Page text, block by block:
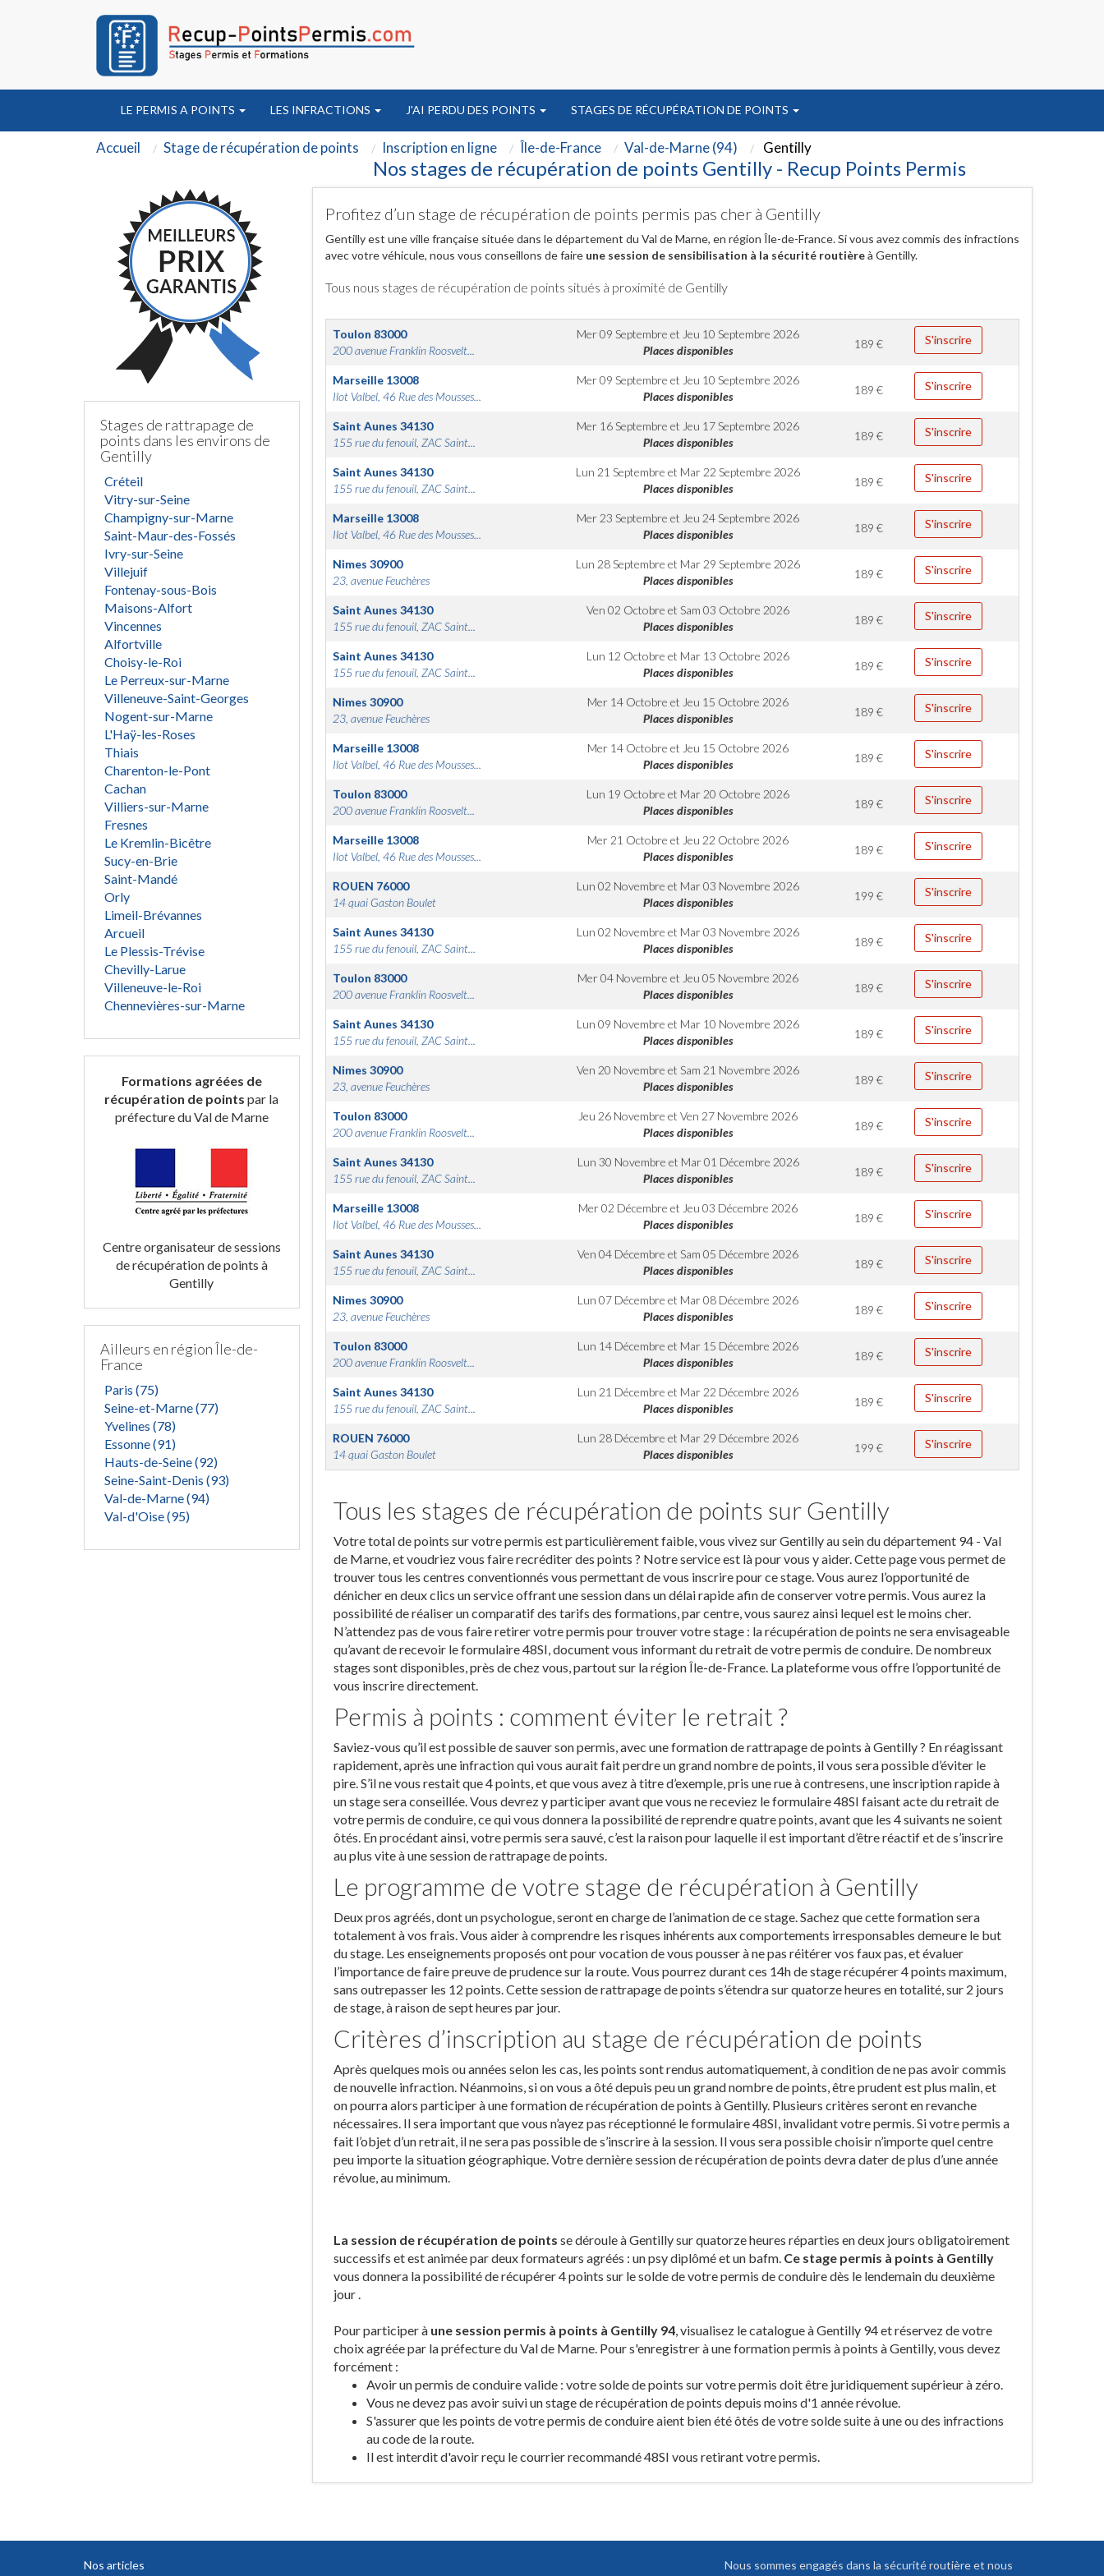
LE PERMIS A POINTS LES INFRACTIONS J'AI PERDU DES POINTS STAGES DE RÉCUPÉRATION DE POINTS
Accueil Stage de récupération de points Inscription en ligne Île-de-France Val-de-Marne (94) Gentilly
Nos stages de récupération de points Gentilly - Recup Points Permis
Stages de rattrapage de
points dans les environs de
Gentilly
Créteil
Vitry-sur-Seine
Champigny-sur-Marne
Saint-Maur-des-Fossés
Ivry-sur-Seine
Villejuif
Fontenay-sous-Bois
Maisons-Alfort
Vincennes
Alfortville
Choisy-le-Roi
Le Perreux-sur-Marne
Villeneuve-Saint-Georges
Nogent-sur-Marne
L'Haÿ-les-Roses
Thiais
Charenton-le-Pont
Cachan
Villiers-sur-Marne
Fresnes
Le Kremlin-Bicêtre
Sucy-en-Brie
Saint-Mandé
Orly
Limeil-Brévannes
Arcueil
Le Plessis-Trévise
Chevilly-Larue
Villeneuve-le-Roi
Chennevières-sur-Marne
Formations agréées de
récupération de points par la
préfecture du Val de Marne
Centre organisateur de sessions
de récupération de points à
Gentilly
Ailleurs en région Île-de-
France
Paris (75)
Seine-et-Marne (77)
Yvelines (78)
Essonne (91)
Hauts-de-Seine (92)
Seine-Saint-Denis (93)
Val-de-Marne (94)
Val-d'Oise (95)
Profitez d’un stage de récupération de points permis pas cher à Gentilly
Gentilly est une ville française située dans le département du Val de Marne, en région Île-de-France. Si vous avez commis des infractions
avec votre véhicule, nous vous conseillons de faire une session de sensibilisation à la sécurité routièreà Gentilly.
Tous nous stages de récupération de points situés à proximité de Gentilly
Toulon 83000
200 avenue Franklin Roosvelt...
Mer 09 Septembre et Jeu 10 Septembre 2026
Places disponibles
189€ S'inscrire
Marseille 13008
Ilot Valbel, 46 Rue des Mousses...
Mer 09 Septembre et Jeu 10 Septembre 2026
Places disponibles
189€ S'inscrire
Saint Aunes 34130
155 rue du fenouil, ZAC Saint...
Mer 16 Septembre et Jeu 17 Septembre 2026
Places disponibles
189€ S'inscrire
Saint Aunes 34130
155 rue du fenouil, ZAC Saint...
Lun 21 Septembre et Mar 22 Septembre 2026
Places disponibles
189€ S'inscrire
Marseille 13008
Ilot Valbel, 46 Rue des Mousses...
Mer 23 Septembre et Jeu 24 Septembre 2026
Places disponibles
189€ S'inscrire
Nimes 30900
23, avenue Feuchères
Lun 28 Septembre et Mar 29 Septembre 2026
Places disponibles
189€ S'inscrire
Saint Aunes 34130
155 rue du fenouil, ZAC Saint...
Ven 02 Octobre etSam 03 Octobre 2026
Places disponibles
189€ S'inscrire
Saint Aunes 34130
155 rue du fenouil, ZAC Saint...
Lun 12 Octobre et Mar 13 Octobre 2026
Places disponibles
189€ S'inscrire
Nimes 30900
23, avenue Feuchères
Mer 14 Octobre et Jeu 15 Octobre 2026
Places disponibles
189€ S'inscrire
Marseille 13008
Ilot Valbel, 46 Rue des Mousses...
Mer 14 Octobre et Jeu 15 Octobre 2026
Places disponibles
189€ S'inscrire
Toulon 83000
200 avenue Franklin Roosvelt...
Lun 19 Octobre et Mar 20 Octobre 2026
Places disponibles
189€ S'inscrire
Marseille 13008
Ilot Valbel, 46 Rue des Mousses...
Mer 21 Octobre et Jeu 22 Octobre 2026
Places disponibles
189€ S'inscrire
ROUEN 76000
14 quai Gaston Boulet
Lun 02 Novembre et Mar 03 Novembre 2026
Places disponibles
199€ S'inscrire
Saint Aunes 34130
155 rue du fenouil, ZAC Saint...
Lun 02 Novembre et Mar 03 Novembre 2026
Places disponibles
189€ S'inscrire
Toulon 83000
200 avenue Franklin Roosvelt...
Mer 04 Novembre et Jeu 05 Novembre 2026
Places disponibles
189€ S'inscrire
Saint Aunes 34130
155 rue du fenouil, ZAC Saint...
Lun 09 Novembre et Mar 10 Novembre 2026
Places disponibles
189€ S'inscrire
Nimes 30900
23, avenue Feuchères
Ven 20 Novembre etSam 21 Novembre 2026
Places disponibles
189€ S'inscrire
Toulon 83000
200 avenue Franklin Roosvelt...
Jeu 26 Novembre etVen 27 Novembre 2026
Places disponibles
189€ S'inscrire
Saint Aunes 34130
155 rue du fenouil, ZAC Saint...
Lun 30 Novembre et Mar 01 Décembre 2026
Places disponibles
189€ S'inscrire
Marseille 13008
Ilot Valbel, 46 Rue des Mousses...
Mer 02 Décembre et Jeu 03 Décembre 2026
Places disponibles
189€ S'inscrire
Saint Aunes 34130
155 rue du fenouil, ZAC Saint...
Ven 04 Décembre etSam 05 Décembre 2026
Places disponibles
189€ S'inscrire
Nimes 30900
23, avenue Feuchères
Lun 07 Décembre et Mar 08 Décembre 2026
Places disponibles
189€ S'inscrire
Toulon 83000
200 avenue Franklin Roosvelt...
Lun 14 Décembre et Mar 15 Décembre 2026
Places disponibles
189€ S'inscrire
Saint Aunes 34130
155 rue du fenouil, ZAC Saint...
Lun 21 Décembre et Mar 22 Décembre 2026
Places disponibles
189€ S'inscrire
ROUEN 76000
14 quai Gaston Boulet
Lun 28 Décembre et Mar 29 Décembre 2026
Places disponibles
199€ S'inscrire
Tous les stages de récupération de points sur Gentilly
Votre total de points sur votre permis est particulièrement faible, vous vivez sur Gentilly au sein du département 94 - Val
de Marne, et voudriez vous faire recréditer des points ? Notre service est là pour vous y aider. Cette page vous permet de
trouver tous les centres conventionnés vous permettant de vous inscrire pour ce stage. Vous aurez l’opportunité de
dénicher en deux clics un service offrant une session dans un délai rapide afin de conserver votre permis. Vous aurez la
possibilité de réaliser un comparatif des tarifs des formations, par centre, vous saurez ainsi lequel est le moins cher.
N’attendez pas de vous faire retirer votre permis pour trouver votre stage : la récupération de points ne sera envisageable
qu’avant de recevoir le formulaire 48SI, document vous informant du retrait de votre permis de conduire. De nombreux
stages sont disponibles, près de chez vous, partout sur la région Île-de-France. La plateforme vous offre l’opportunité de
vous inscrire directement.
Permis à points : comment éviter le retrait ?
Saviez-vous qu’il est possible de sauver son permis, avec une formation de rattrapage de points à Gentilly ? En réagissant
rapidement, après une infraction qui vous aurait fait perdre un grand nombre de points, il vous sera possible d’éviter le
pire. S’il ne vous restait que 4 points, et que vous avez à titre d’exemple, pris une rue à contresens, une inscription rapide à
un stage sera conseillée. Vous devrez y participer avant que vous ne receviez le formulaire 48SI faisant acte du retrait de
votre permis de conduire, ce qui vous donnera la possibilité de reprendre quatre points, avant que les 4 suivants ne soient
ôtés. En procédant ainsi, votre permis sera sauvé, c’est la raison pour laquelle il est important d’être réactif et de s’inscrire
au plus vite à une session de rattrapage de points.
Le programme de votre stage de récupération à Gentilly
Deux pros agréés, dont un psychologue, seront en charge de l’animation de ce stage. Sachez que cette formation sera
totalement à vos frais. Vous aider à comprendre les risques inhérents aux comportements irresponsables demeure le but
du stage. Les enseignements proposés ont pour vocation de vous pousser à ne pas réitérer vos faux pas, et évaluer
l’importance de faire preuve de prudence sur la route. Vous pourrez durant ces 14h de stage récupérer 4 points maximum,
sans outrepasser les 12 points. Cette session de rattrapage de points s’étendra sur quatorze heures en totalité, sur 2 jours
de stage, à raison de sept heures par jour.
Critères d’inscription au stage de récupération de points
Après quelques mois ou années selon les cas, les points sont rendus automatiquement, à condition de ne pas avoir commis
de nouvelle infraction. Néanmoins, si on vous a ôté depuis peu un grand nombre de points, être prudent est plus malin, et
on pourra alors participer à une formation de récupération de points à Gentilly. Plusieurs critères seront en revanche
nécessaires. Il sera important que vous n’ayez pas réceptionné le formulaire 48SI, invalidant votre permis. Si votre permis a
fait l’objet d’un retrait, il ne sera pas possible de s’inscrire à la session. Il vous sera possible choisir n’importe quel centre
peu importe la situation géographique. Votre dernière session de récupération de points devra dater de plus d’une année
révolue, au minimum.
La session de récupération de points se déroule à Gentilly sur quatorze heures réparties en deux jours obligatoirement
successifs et est animée par deux formateurs agréés : un psy diplômé et un bafm. Ce stage permis à points à Gentilly
vous donnera la possibilité de récupérer 4 points sur le solde de votre permis de conduire dès le lendemain du deuxième
jour .
Pour participer à une session permis à points à Gentilly 94, visualisez le catalogue à Gentilly 94 et réservez de votre
choix agréée par la préfecture du Val de Marne. Pour s'enregistrer à une formation permis à points à Gentilly, vous devez
forcément :
Avoir un permis de conduire valide : votre solde de points sur votre permis doit être juridiquement supérieur à zéro.
Vous ne devez pas avoir suivi un stage de récupération de points depuis moins d'1 année révolue.
S'assurer que les points de votre permis de conduire aient bien été ôtés de votre solde suite à une ou des infractions
au code de la route.
Il est interdit d'avoir reçu le courrier recommandé 48SI vous retirant votre permis.
Nos articles
Nous sommes engagés dans la sécurité routière et nous